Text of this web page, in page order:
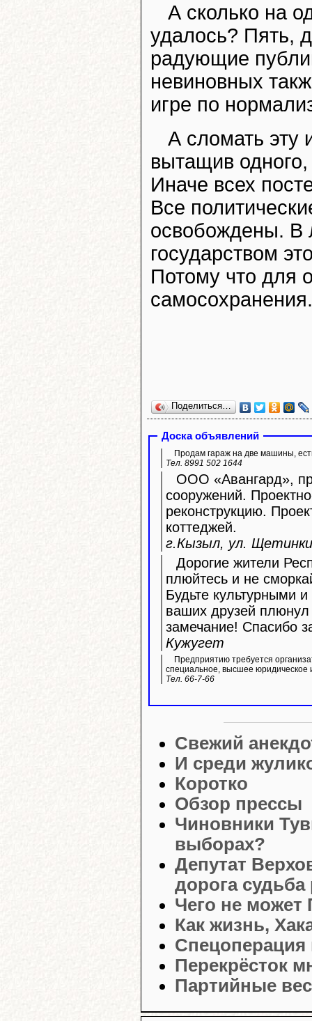
А сколько на
удалось? Пять,
радующие
невиновных
игре по
А сломать эту
вытащив
Иначе всех
Все
освобождены. В
государством
Потому что для
самосохранения.
Поделиться…
Доска объявлений
Продам гараж на две машины,
Тел. 8991 502 1644
ООО «Авангард»,
сооружений.
реконструкцию.
коттеджей.
г.Кызыл, ул.
Дорогие жители
плюйтесь и не
Будьте культурными
ваших друзей
замечание! Спасибо
Кужугет
Предприятию требуется
специальное, высшее юридическое
Тел. 66-7-66
Свежий
И среди
Коротко
Обзор прессы
Чиновники
выборах?
Депутат
дорога судьба
Чего не может
Как жизнь,
Перекрёсток
Партийные